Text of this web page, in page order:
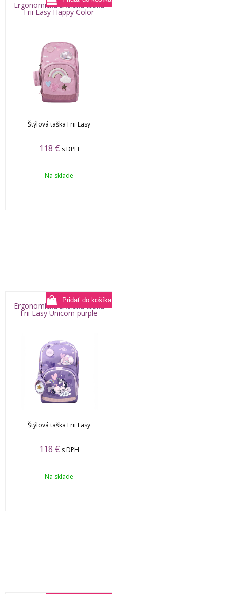
Ergonomická školská taška
Frii Easy Happy Color
Štýlová taška Frii Easy
118 € s DPH
Na sklade
Ergonomická školská taška
Frii Easy Unicorn purple
Štýlová taška Frii Easy
118 € s DPH
Na sklade